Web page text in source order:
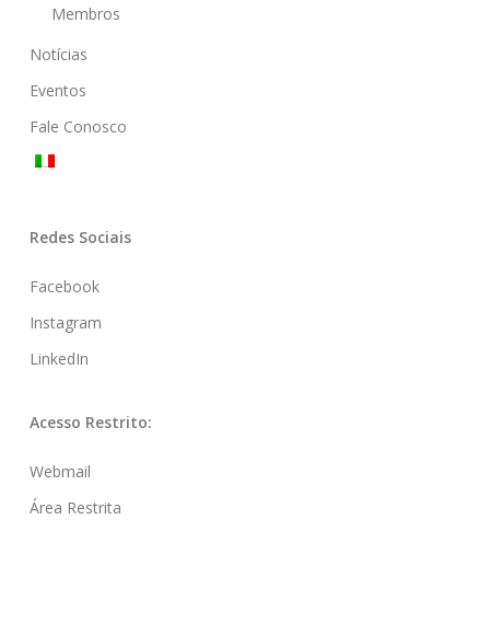
Membros
Notícias
Eventos
Fale Conosco
Redes Sociais
Facebook
Instagram
LinkedIn
Acesso Restrito:
Webmail
Área Restrita